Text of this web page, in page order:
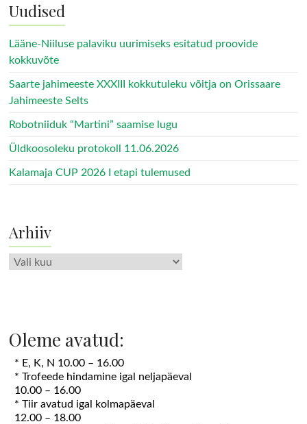
Uudised
Lääne-Niiluse palaviku uurimiseks esitatud proovide
kokkuvõte
Saarte jahimeeste XXXIII kokkutuleku võitja on Orissaare
Jahimeeste Selts
Robotniiduk “Martini” saamise lugu
Üldkoosoleku protokoll 11.06.2026
Kalamaja CUP 2026 I etapi tulemused
Arhiiv
Arhiiv
Oleme avatud:
* E, K, N 10.00 – 16.00
* Trofeede hindamine igal neljapäeval
10.00 – 16.00
* Tiir avatud igal kolmapäeval
12.00 – 18.00